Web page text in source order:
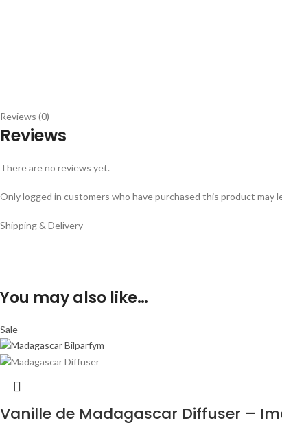
Reviews (0)
Reviews
There are no reviews yet.
Only logged in customers who have purchased this product may
Shipping & Delivery
You may also like…
Sale
Vanille de Madagascar Diffuser –